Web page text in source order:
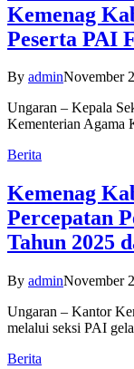
Kemenag
Peserta PAI
By adminNovember
Ungaran – Kepala
Kementerian Agama
Berita
Kemenag
Percepatan
Tahun 2025
By adminNovember
Ungaran – Kantor
melalui seksi PAI
Berita